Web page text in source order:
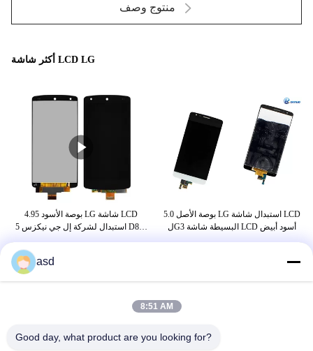
منتوج وصف
أكثر شاشة LCD LG
4.95 بوصة الأسود LG شاشة LCD
استبدال لشركة إل جي نيكزس 5 D820
5.0 بوصة الأصل LG استبدال شاشة LCD
لG3 البسيطة شاشة LCD أسود أبيض
بطاقة
استبدال شاشة الهاتف
asd
8:51 AM
Good day, what product are you looking for?